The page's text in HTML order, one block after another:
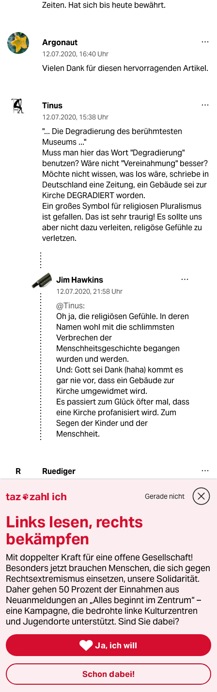
Zeiten. Hat sich bis heute bewährt.
Argonaut
12.07.2020, 16:40 Uhr
Vielen Dank für diesen hervorragenden Artikel.
Tinus
12.07.2020, 15:38 Uhr
"... Die Degradierung des berühmtesten
Museums ..."
Muss man hier das Wort "Degradierung"
benutzen? Wäre nicht "Vereinahmung" besser?
Möchte nicht wissen, was los wäre, schriebe in
Deutschland eine Zeitung, ein Gebäude sei zur
Kirche DEGRADIERT worden.
Ein großes Symbol für religiosen Pluralismus
ist gefallen. Das ist sehr traurig! Es sollte uns
aber nicht dazu verleiten, religöse Gefühle zu
verletzen.
Jim Hawkins
12.07.2020, 21:58 Uhr
@Tinus:
Oh ja, die religiösen Gefühle. In deren
Namen wohl mit die schlimmsten
Verbrechen der
Menschheitsgeschichte begangen
wurden und werden.
Und: Gott sei Dank (haha) kommt es
gar nie vor, dass ein Gebäude zur
Kirche umgewidmet wird.
Es passiert zum Glück öfter mal, dass
eine Kirche profanisiert wird. Zum
Segen der Kinder und der
Menschheit.
R Ruediger
Petersdom und Notre-Dame sind auch
Museum und Touristenattraktion. Dass jetzt
aus uberwiegend christlichen Ländern genau
das bei der Hagia Sophia kritisiert wird,
bedeutet doch mit zweierlei Maß zu messen, ist
vielleicht sogar islamophob.
PM Pia Mansfeld
12.07.2020,22:59 Uhr
@Ruediger:
Ursache und Wirkung verwechselt?
Dame seit jeher und ununterbrochen
als Kirchen genutzt wurden, wurde
taz zahl ich Gerade nicht
Links lesen, rechts
bekämpfen
Mit doppelter Kraft für eine offene Gesellschaft!
Besonders jetzt brauchen Menschen, die sich gegen
Rechtsextremismus einsetzen, unsere Solidarität.
Daher gehen 50 Prozent der Einnahmen aus
Neuanmeldungen an „Alles beginnt im Zentrum“ –
eine Kampagne, die bedrohte linke Kulturzentren
und Jugendorte unterstützt. Sind Sie dabei?
 Ja, ich will
Schon dabei!